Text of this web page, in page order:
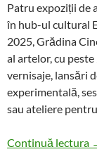
Patru expoziții de
în hub-ul cultural
2025, Grădina
al artelor, cu
vernisaje, lansări
experimentală,
sau ateliere
Continuă lectura